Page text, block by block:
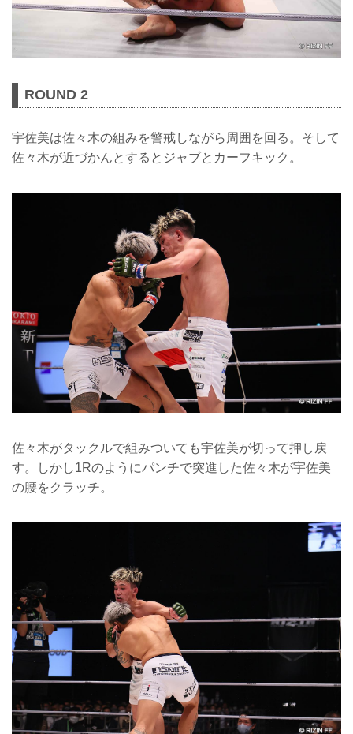
ROUND 2
宇佐美は佐々木の組みを警戒しながら周囲を回る。そして
佐々木が近づかんとするとジャブとカーフキック。
佐々木がタックルで組みついても宇佐美が切って押し戻
す。しかし1Rのようにパンチで突進した佐々木が宇佐美
の腰をクラッチ。